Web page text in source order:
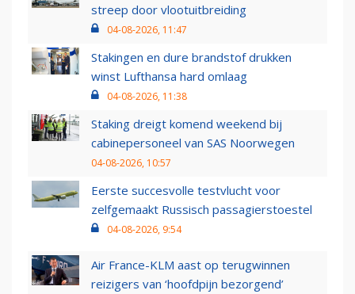
streep door vlootuitbreiding
04-08-2026, 11:47
Stakingen en dure brandstof drukken
winst Lufthansa hard omlaag
04-08-2026, 11:38
Staking dreigt komend weekend bij
cabinepersoneel van SAS Noorwegen
04-08-2026, 10:57
Eerste succesvolle testvlucht voor
zelfgemaakt Russisch passagierstoestel
04-08-2026, 9:54
Air France-KLM aast op terugwinnen
reizigers van ‘hoofdpijn bezorgend’